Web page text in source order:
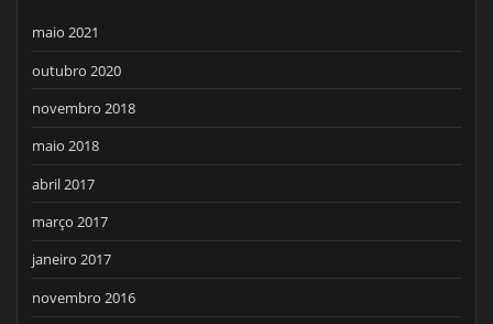
maio 2021
outubro 2020
novembro 2018
maio 2018
abril 2017
março 2017
janeiro 2017
novembro 2016